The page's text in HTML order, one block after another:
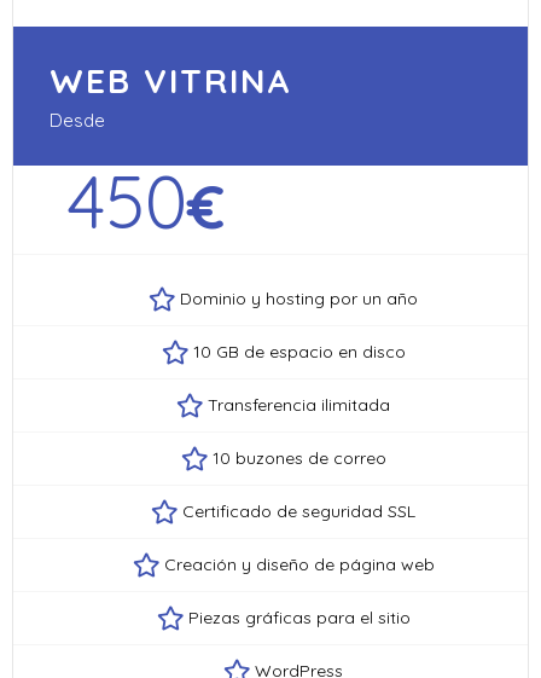
WEB VITRINA
Desde
450€
Dominio y hosting por un año
10 GB de espacio en disco
Transferencia ilimitada
10 buzones de correo
Certificado de seguridad SSL
Creación y diseño de página web
Piezas gráficas para el sitio
WordPress